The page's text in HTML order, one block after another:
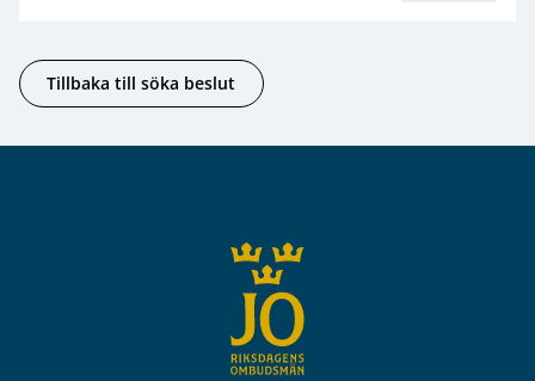
Tillbaka till söka beslut